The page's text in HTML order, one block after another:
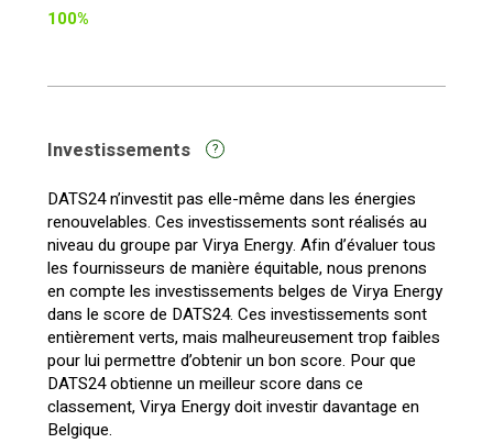
100%
Investissements ?
DATS24 n’investit pas elle-même dans les énergies
renouvelables. Ces investissements sont réalisés au
niveau du groupe par Virya Energy. Afin d’évaluer tous
les fournisseurs de manière équitable, nous prenons
en compte les investissements belges de Virya Energy
dans le score de DATS24. Ces investissements sont
entièrement verts, mais malheureusement trop faibles
pour lui permettre d’obtenir un bon score. Pour que
DATS24 obtienne un meilleur score dans ce
classement, Virya Energy doit investir davantage en
Belgique.